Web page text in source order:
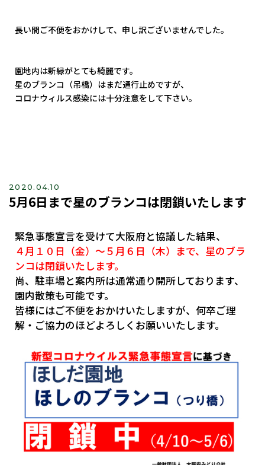
長い間ご不便をおかけして、申し訳ございませんでした。
園地内は新緑がとても綺麗です。
星のブランコ（吊橋）はまだ通行止めですが、
コロナウィルス感染には十分注意をして下さい。
2020.04.10
5月6日まで星のブランコは閉鎖いたします
緊急事態宣言を受けて大阪府と協議した結果、
４月１０日（金）～５月６日（木）まで、星のブラ
ンコは閉鎖いたします。
尚、駐車場と案内所は通常通り開所しております、
園内散策も可能です。
皆様にはご不便をおかけいたしますが、何卒ご理
解・ご協力のほどよろしくお願いいたします。